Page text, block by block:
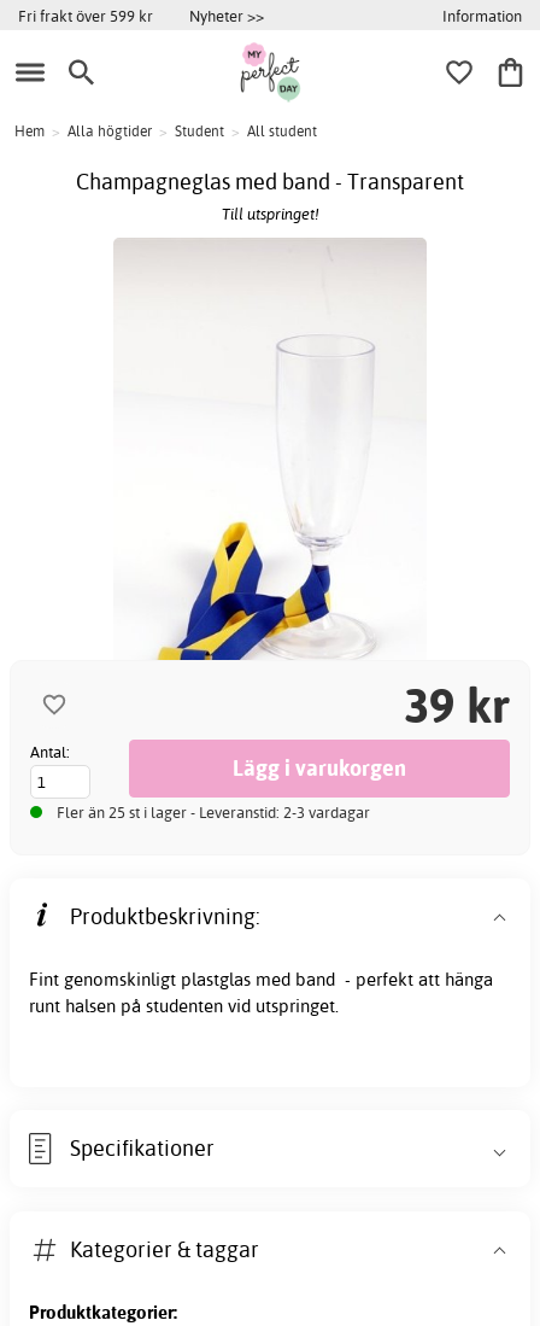
Fri frakt över 599 kr Nyheter >> Information
Hem > Alla högtider > Student > All student
Champagneglas med band - Transparent
Till utspringet!
39 kr
Antal:
Fler än 25 st i lager - Leveranstid: 2-3 vardagar
Produktbeskrivning:
Fint genomskinligt plastglas med band - perfekt att hänga
runt halsen på studenten vid utspringet.
Specifikationer
Kategorier & taggar
Produktkategorier: